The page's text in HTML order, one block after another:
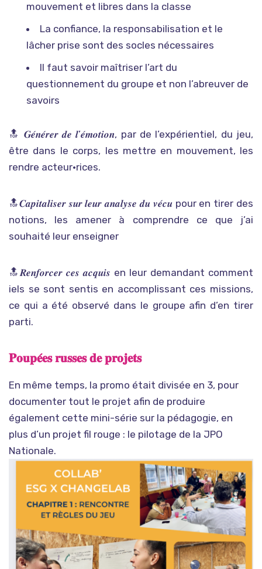
mouvement et libres dans la classe
La confiance, la responsabilisation et le
lâcher prise sont des socles nécessaires
Il faut savoir maîtriser l’art du
questionnement du groupe et non l’abreuver de
savoirs
🔝 𝑮𝒆́𝒏𝒆́𝒓𝒆𝒓 𝒅𝒆 𝒍’𝒆́𝒎𝒐𝒕𝒊𝒐𝒏, par de l’expérientiel, du jeu,
être dans le corps, les mettre en mouvement, les
rendre acteur•rices.
🔝𝑪𝒂𝒑𝒊𝒕𝒂𝒍𝒊𝒔𝒆𝒓 𝒔𝒖𝒓 𝒍𝒆𝒖𝒓 𝒂𝒏𝒂𝒍𝒚𝒔𝒆 𝒅𝒖 𝒗𝒆́𝒄𝒖 pour en tirer des
notions, les amener à comprendre ce que j’ai
souhaité leur enseigner
🔝𝑹𝒆𝒏𝒇𝒐𝒓𝒄𝒆𝒓 𝒄𝒆𝒔 𝒂𝒄𝒒𝒖𝒊𝒔 en leur demandant comment
iels se sont sentis en accomplissant ces missions,
ce qui a été observé dans le groupe afin d’en tirer
parti.
𝐏𝐨𝐮𝐩𝐞́𝐞𝐬 𝐫𝐮𝐬𝐬𝐞𝐬 𝐝𝐞 𝐩𝐫𝐨𝐣𝐞𝐭𝐬
En même temps, la promo était divisée en 3, pour
documenter tout le projet afin de produire
également cette mini-série sur la pédagogie, en
plus d’un projet fil rouge : le pilotage de la JPO
Nationale.